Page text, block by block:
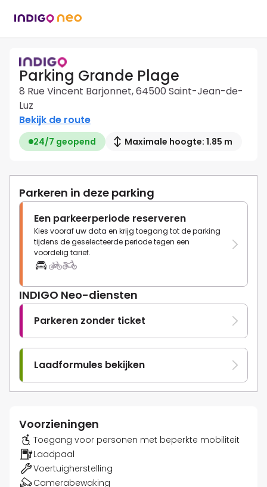
Parking Grande Plage
8 Rue Vincent Barjonnet, 64500 Saint-Jean-de-
Luz
Bekijk de route
24/7 geopend Maximale hoogte: 1.85 m
Parkeren in deze parking
Een parkeerperiode reserveren
Kies vooraf uw data en krijg toegang tot de parking
tijdens de geselecteerde periode tegen een
voordelig tarief.
INDIGO Neo-diensten
Parkeren zonder ticket
Laadformules bekijken
Voorzieningen
Toegang voor personen met beperkte mobiliteit
Laadpaal
Voertuigherstelling
Camerabewaking